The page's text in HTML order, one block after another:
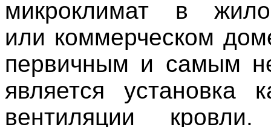
микроклимат в
или коммерческом
первичным и самым
является установка
вентиляции